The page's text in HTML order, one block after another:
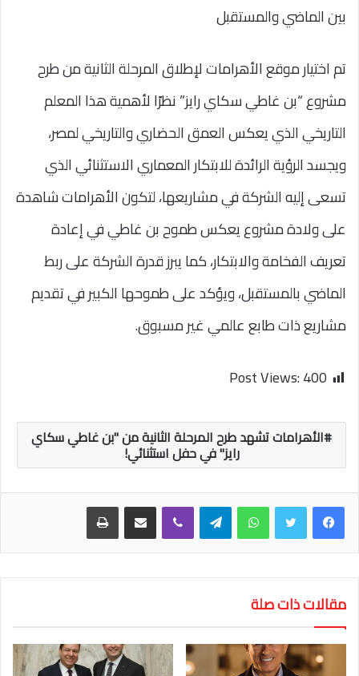
بين الماضي والمستقبل
تم اختيار موقع الأهرامات لإطلاق المرحلة الثانية من طرح
مشروع “بن غاطي سكاي رايز” نظرًا لأهمية هذا المعلم
التاريخي الذي يعكس العمق الحضاري والتاريخي لمصر،
ويجسد الرؤية الرائدة للابتكار المعماري الاستثنائي الذي
تسعى إليه الشركة في مشاريعها، لتكون الأهرامات شاهدة
على ولادة مشروع يعكس طموح بن غاطي في إعادة
تعريف الفخامة والابتكار، كما يبرز قدرة الشركة على ربط
الماضي بالمستقبل، ويؤكد على طموحها الكبير في تقديم
مشاريع ذات طابع عالمي غير مسبوق.
Post Views:400
الأهرامات تشهد طرح المرحلة الثانية من "بن غاطي سكاي
رايز" في حفل استثنائي!
واتساب تيلقرام
مقالات ذات صلة